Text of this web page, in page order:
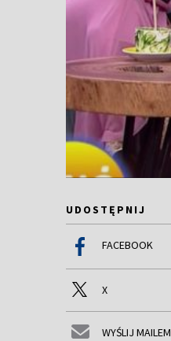
UDOSTĘPNIJ
FACEBOOK
X
WYŚLIJ MAILEM